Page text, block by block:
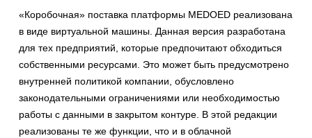
«Коробочная» поставка платформы MEDOED реализована
в виде виртуальной машины. Данная версия разработана
для тех предприятий, которые предпочитают обходиться
собственными ресурсами. Это может быть предусмотрено
внутренней политикой компании, обусловлено
законодательными ограничениями или необходимостью
работы с данными в закрытом контуре. В этой редакции
реализованы те же функции, что и в облачной